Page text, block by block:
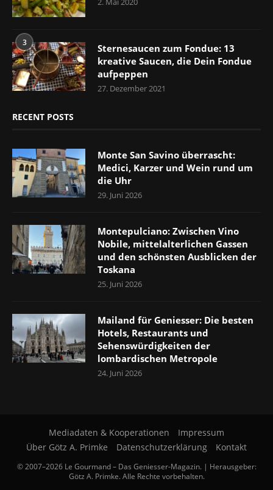
3
Sternesaucen zum Fondue: 13
kreative Saucen, die Dein Fondue
aufpeppen
27. Dezember 2021
RECENT POSTS
Monte San Savino überrascht:
Medici, Karzer und Wein rund um
die Uhr
29. Juni 2026
Montepulciano: Zwischen Vino
Nobile, mittelalterlichen Gassen
und den schönsten Ausblicken der
Toskana
25. Juni 2026
Mailand für Geniesser: Die besten
Hotels, Restaurants und
Sehenswürdigkeiten der
lombardischen Metropole
24. Juni 2026
Mediadaten & Kooperationen
Impressum
Über Götz A. Primke
Datenschutzerklärung Kontakt
© 2007–2026 Le Gourmand – Das Geniesser-Magazin. | Herausgeber:
Götz A. Primke. Alle Rechte vorbehalten.